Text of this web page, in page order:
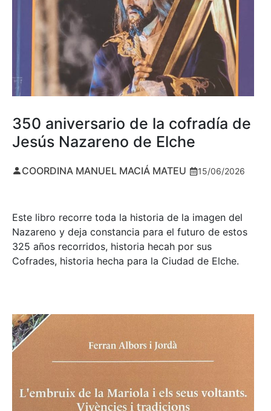
350 aniversario de la cofradía de
Jesús Nazareno de Elche
COORDINA MANUEL MACIÁ MATEU 15/06/2026
Este libro recorre toda la historia de la imagen del
Nazareno y deja constancia para el futuro de estos
325 años recorridos, historia hecah por sus
Cofrades, historia hecha para la Ciudad de Elche.